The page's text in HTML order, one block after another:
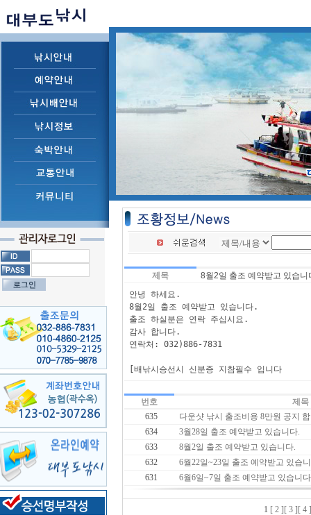
제목
8월2일 출조 예약받고 있습니
안녕 하세요.
8월2일 출조 예약받고 있습니다.
출조 하실분은 연락 주십시요.
감사 합니다.
연락처: 032)886-7831
[배낚시승선시 신분증 지참필수 입니다
번호
제목
635
다운샷 낚시 출조비용 8만원 공지
634
3월28일 출조 예약받고 있습니다.
633
8월2일 출조 예약받고 있습니다.
632
6월22일~23일 출조 예약받고 있습
631
6월6일~7일 출조 예약받고 있습니
1 [ 2 ] [ 3 ] [ 4 ]